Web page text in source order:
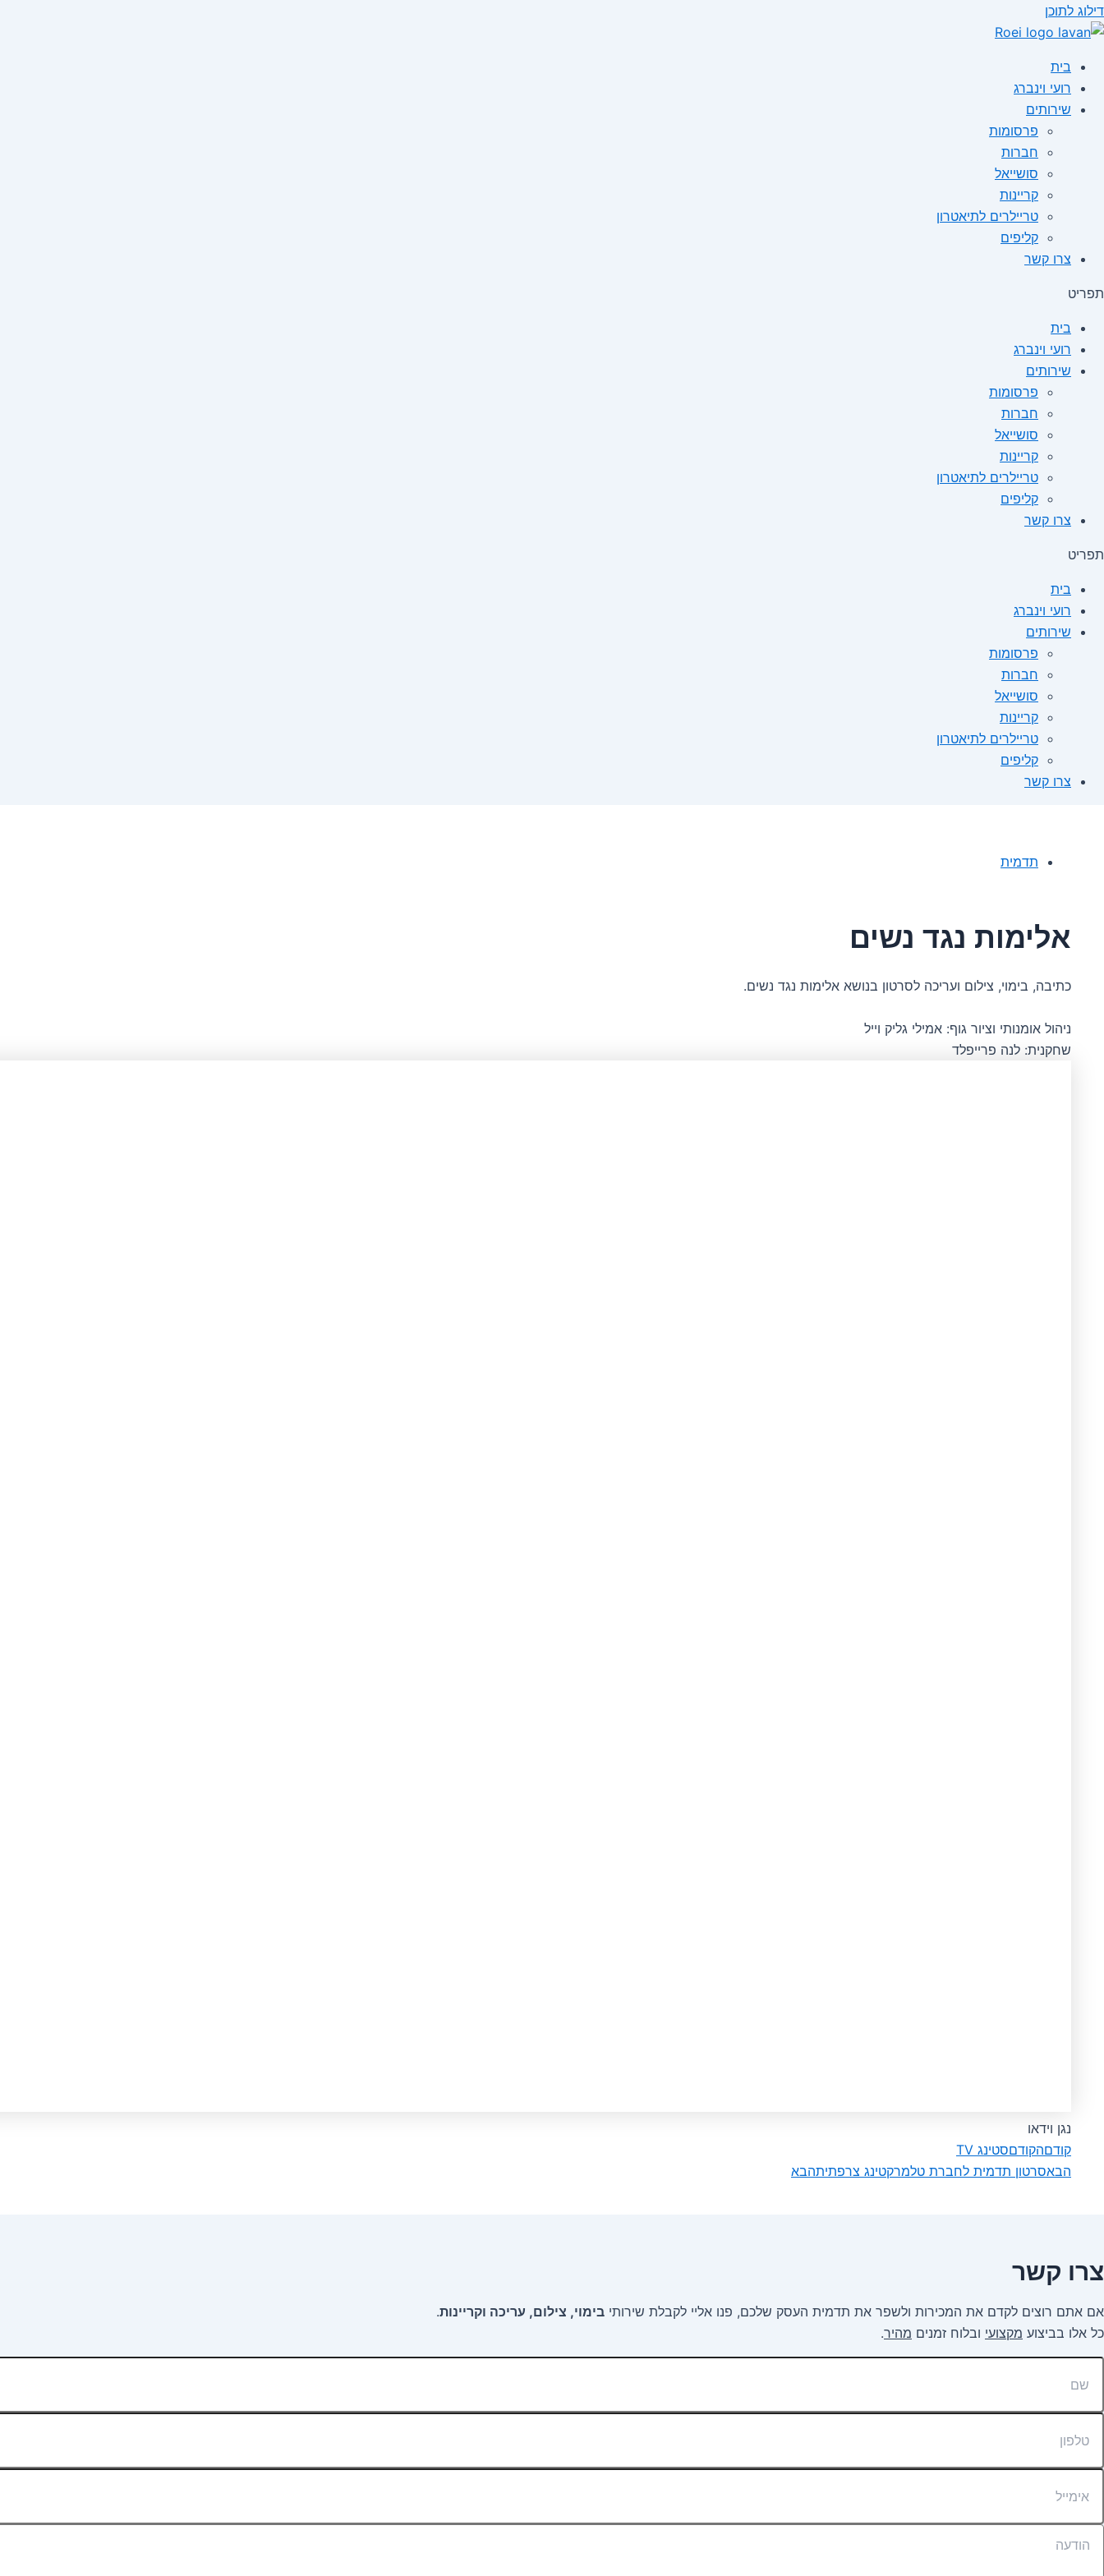
דילוג לתוכן
בית
רועי וינברג
שירותים
פרסומות
חברות
סושייאל
קריינות
טריילרים לתיאטרון
קליפים
צרו קשר
תפריט
בית
רועי וינברג
שירותים
פרסומות
חברות
סושייאל
קריינות
טריילרים לתיאטרון
קליפים
צרו קשר
תפריט
בית
רועי וינברג
שירותים
פרסומות
חברות
סושייאל
קריינות
טריילרים לתיאטרון
קליפים
צרו קשר
תדמית
אלימות נגד נשים
כתיבה, בימוי, צילום ועריכה לסרטון בנושא אלימות נגד נשים.
ניהול אומנותי וציור גוף: אמילי גליק וייל
שחקנית: לנה פרייפלד
נגן וידאו
קודםהקודםסטינג TV
הבאסרטון תדמית לחברת טלמרקטינג צרפתיתהבא
צרו קשר
אם אתם רוצים לקדם את המכירות ולשפר את תדמית העסק שלכם, פנו אליי לקבלת שירותי בימוי, צילום, עריכה וקריינות.
כל אלו בביצוע מקצועי ובלוח זמנים מהיר.